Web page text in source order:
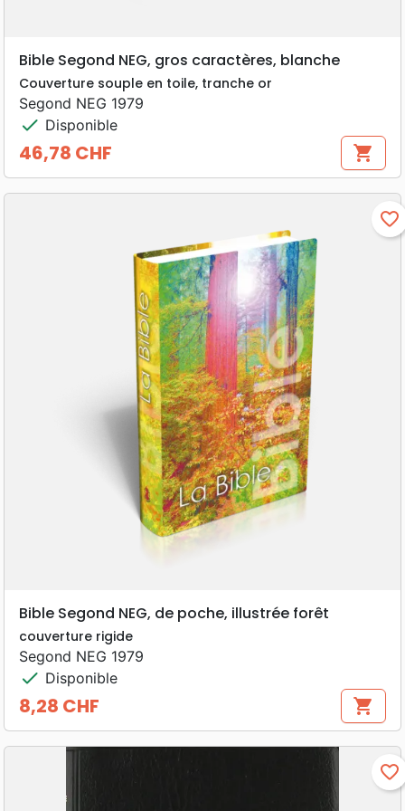
Bible Segond NEG, gros caractères, blanche
Couverture souple en toile, tranche or
Segond NEG 1979
check Disponible
Prix
46,78 CHF shopping_cart
favorite_border
Bible Segond NEG, de poche, illustrée forêt
couverture rigide
Segond NEG 1979
check Disponible
Prix
8,28 CHF shopping_cart
favorite_border